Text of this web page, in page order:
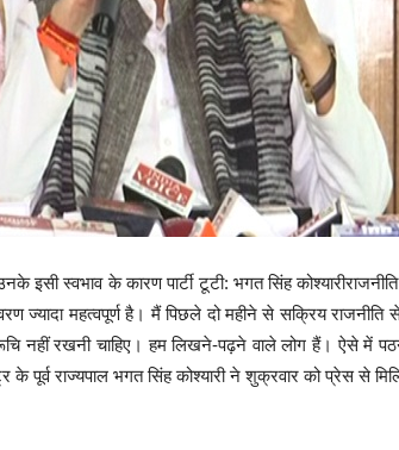
इसी स्वभाव के कारण पार्टी टूटी: भगत सिंह
ज्यादा महत्वपूर्ण है। मैं पिछले दो महीने से सक्रिय राजनीति
नहीं रखनी चाहिए। हम लिखने-पढ़ने वाले लोग हैं। ऐसे में
के पूर्व राज्यपाल भगत सिंह कोश्यारी ने शुक्रवार को प्रेस से